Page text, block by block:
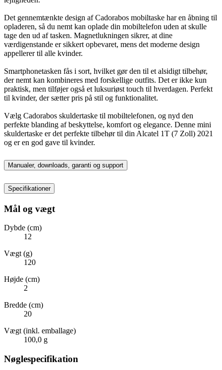
Det gennemtænkte design af Cadorabos mobiltaske har en åbning til
opladeren, så du nemt kan oplade din mobiltelefon uden at skulle
tage den ud af tasken. Magnetlukningen sikrer, at dine
værdigenstande er sikkert opbevaret, mens det moderne design
appellerer til alle kvinder.
Smartphonetasken fås i sort, hvilket gør den til et alsidigt tilbehør,
der nemt kan kombineres med forskellige outfits. Det er ikke kun
praktisk, men tilføjer også et luksuriøst touch til hverdagen. Perfekt
til kvinder, der sætter pris på stil og funktionalitet.
Vælg Cadorabos skuldertaske til mobiltelefonen, og nyd den
perfekte blanding af beskyttelse, komfort og elegance. Denne mini
skuldertaske er det perfekte tilbehør til din Alcatel 1T (7 Zoll) 2021
og er en god gave til kvinder.
Manualer, downloads, garanti og support
Specifikationer
Mål og vægt
Dybde (cm)
12
Vægt (g)
120
Højde (cm)
2
Bredde (cm)
20
Vægt (inkl. emballage)
100,0 g
Nøglespecifikation